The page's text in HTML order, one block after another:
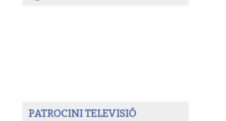
PATROCINI TELEVISIÓ